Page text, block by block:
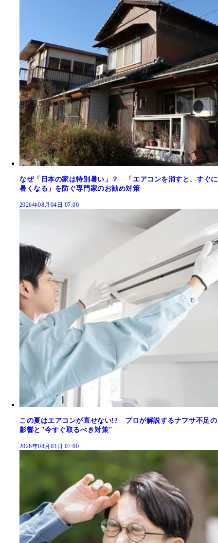
なぜ「日本の家は特別暑い」？ 「エアコンを消すと、すぐに
暑くなる」を防ぐ専門家のお勧め対策
2026年08月04日 07:00
この夏はエアコンが直せない!? プロが解説するナフサ不足の
影響と"今すぐ取るべき対策"
2026年08月03日 07:00